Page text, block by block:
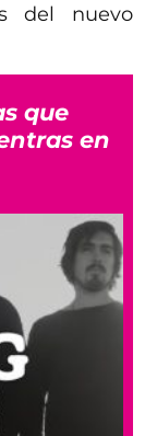
del nuevo
que
en